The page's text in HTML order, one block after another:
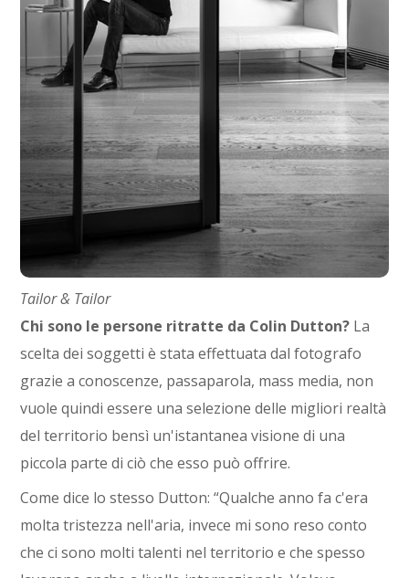
Tailor & Tailor
Chi sono le persone ritratte da Colin Dutton? La
scelta dei soggetti è stata effettuata dal fotografo
grazie a conoscenze, passaparola, mass media, non
vuole quindi essere una selezione delle migliori realtà
del territorio bensì un'istantanea visione di una
piccola parte di ciò che esso può offrire.
Come dice lo stesso Dutton: “Qualche anno fa c'era
molta tristezza nell'aria, invece mi sono reso conto
che ci sono molti talenti nel territorio e che spesso